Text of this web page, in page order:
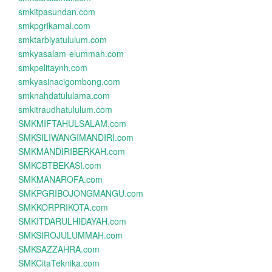
smkitpasundan.com
smkpgrikamal.com
smktarbiyatululum.com
smkyasalam-elummah.com
smkpelitaynh.com
smkyasinacigombong.com
smknahdatululama.com
smkitraudhatululum.com
SMKMIFTAHULSALAM.com
SMKSILIWANGIMANDIRI.com
SMKMANDIRIBERKAH.com
SMKCBTBEKASI.com
SMKMANAROFA.com
SMKPGRIBOJONGMANGU.com
SMKKORPRIKOTA.com
SMKITDARULHIDAYAH.com
SMKSIROJULUMMAH.com
SMKSAZZAHRA.com
SMKCitaTeknika.com